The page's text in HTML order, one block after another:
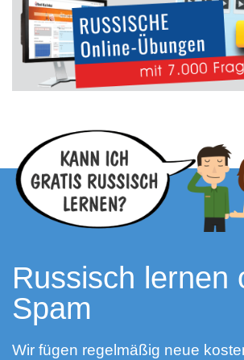
Russisch lernen
Spam
Wir fügen regelmäßig neue